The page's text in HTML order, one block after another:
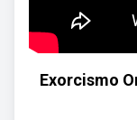
Exorcismo